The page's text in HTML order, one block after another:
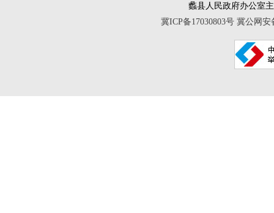
蠡县人民政府办公
冀ICP备17030803号 冀公网安